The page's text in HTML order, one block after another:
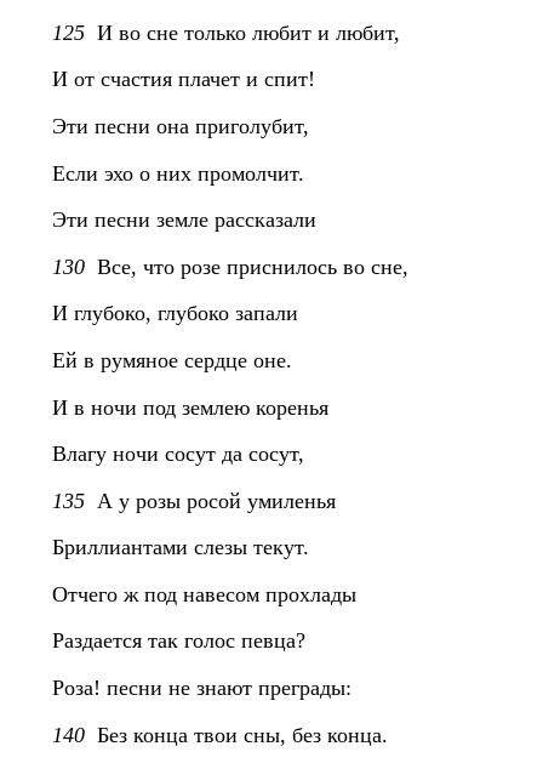
125И во сне только любит и любит,
И от счастия плачет и спит!
Эти песни она приголубит,
Если эхо о них промолчит.
Эти песни земле рассказали
130Все, что розе приснилось во сне,
И глубоко, глубоко запали
Ей в румяное сердце оне.
И в ночи под землею коренья
Влагу ночи сосут да сосут,
135А у розы росой умиленья
Бриллиантами слезы текут.
Отчего ж под навесом прохлады
Раздается так голос певца?
Роза! песни не знают преграды:
140Без конца твои сны, без конца.